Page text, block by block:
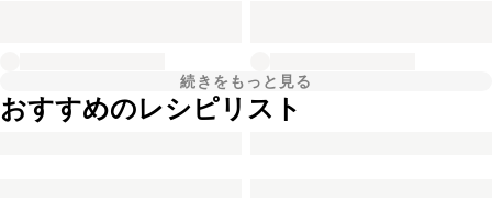
続きをもっと見る
おすすめのレシピリスト